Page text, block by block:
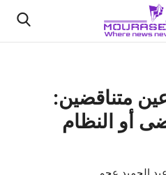
متناقضين:
أو النظام